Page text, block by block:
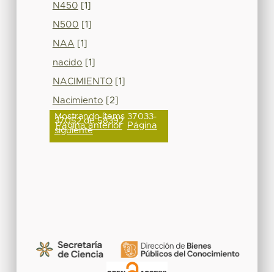
N450 [1]
N500 [1]
NAA [1]
nacido [1]
NACIMIENTO[1]
Nacimiento [2]
Mostrando ítems 37033-
37052 de 58392
Página anterior Página
siguiente